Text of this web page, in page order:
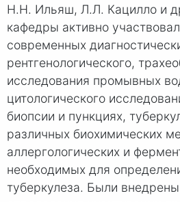
Н.Н. Ильяш, Л.Л. Кацилло и
кафедры активно
современных
рентгенологического,
исследования промывных
цитологического
биопсии и пункциях,
различных биохимических
аллергологических и
необходимых для
туберкулеза. Были